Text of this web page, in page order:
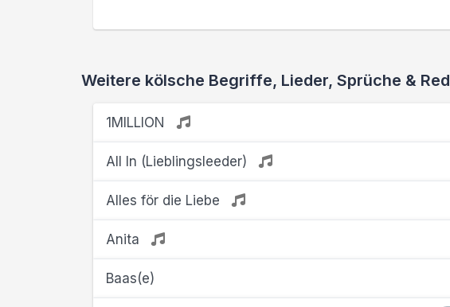
Weitere kölsche Begriffe, Lieder, Sprüche &
1MILLION
All In (Lieblingsleeder)
Alles för die Liebe
Anita
Baas(e)